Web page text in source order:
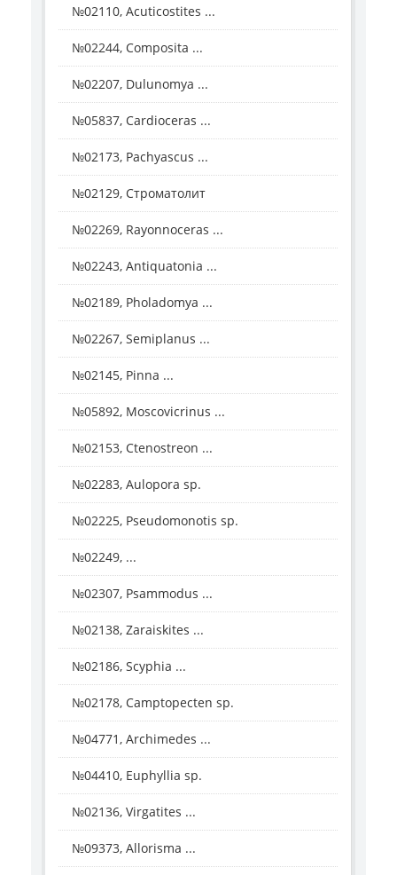
№02110, Acuticostites ...
№02244, Composita ...
№02207, Dulunomya ...
№05837, Cardioceras ...
№02173, Pachyascus ...
№02129, Строматолит
№02269, Rayonnoceras ...
№02243, Antiquatonia ...
№02189, Pholadomya ...
№02267, Semiplanus ...
№02145, Pinna ...
№05892, Moscovicrinus ...
№02153, Ctenostreon ...
№02283, Aulopora sp.
№02225, Pseudomonotis sp.
№02249, ...
№02307, Psammodus ...
№02138, Zaraiskites ...
№02186, Scyphia ...
№02178, Camptopecten sp.
№04771, Archimedes ...
№04410, Euphyllia sp.
№02136, Virgatites ...
№09373, Allorisma ...